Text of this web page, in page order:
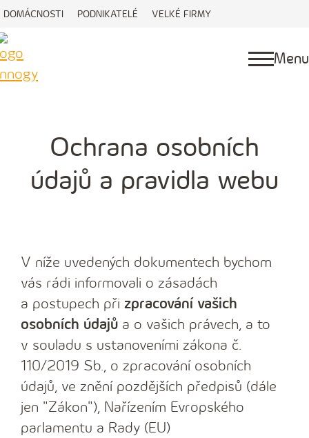
DOMÁCNOSTI PODNIKATELÉ VELKÉ FIRMY
Menu
Ochrana osobních
údajů a pravidla webu
V níže uvedených dokumentech bychom
vás rádi informovali o zásadách
a postupech při zpracování vašich
osobních údajů a o vašich právech, a to
v souladu s ustanoveními zákona č.
110/2019 Sb., o zpracování osobních
údajů, ve znění pozdějších předpisů (dále
jen "Zákon"), Nařízením Evropského
parlamentu a Rady (EU)